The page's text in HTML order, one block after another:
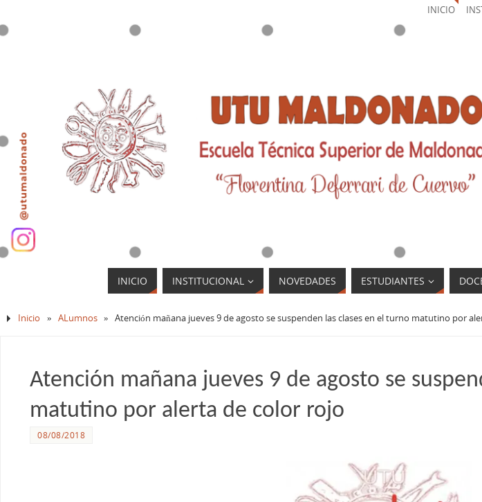
INICIO
INICIO INSTITUCIONAL NOVEDADES ESTUDIANTES
Inicio » ALumnos » Atención mañana jueves 9 de agosto se suspenden las clases en el turno matutino por
Atención mañana jueves 9 de agosto se
matutino por alerta de color rojo
08/08/2018